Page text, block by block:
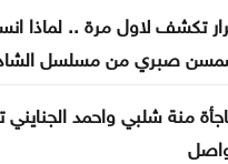
تكشف لاول مرة .. لماذا
صبري من مسلسل
منة شلبي واحمد